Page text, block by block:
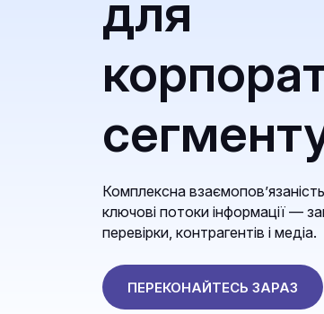
для
Комплексна
ключові потоки інформації —
перевірки, контрагентів і медіа.
ПЕРЕКОНАЙТЕСЬ ЗАРАЗ